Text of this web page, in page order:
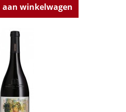
aan winkelwagen